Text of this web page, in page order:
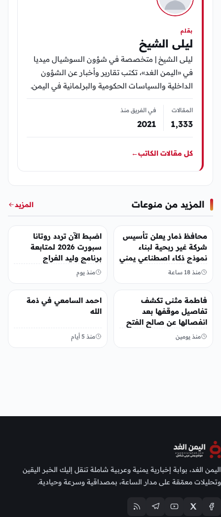
بقلم
ليلى الشيخ
ليلى الشيخ | متخصصة في شؤون السوشيال ميديا
في «اليمن الغد»، تكتب تقارير وأخبار عن الشؤون
الداخلية والسياسات الحكومية والبرلمانية في اليمن.
المقالات
1٬333
في الفريق منذ
2021
كل مقالات الكاتب←
المزيد من منوعات المزيد
منوعات
محافظ ذمار يعلن تأسيس
شركة غير ربحية لبناء
نموذج ذكاء اصطناعي يمني
منذ 18 ساعة
اضبط الآن تردد روتانا
سبورت 2026 لمتابعة
برنامج وليد الفراج
منذ يوم
منوعات
فاطمة مثنى تكشف
تفاصيل موقفها بعد
انفصالها عن صالح الفتح
منذ يومين
احمد السامعي في ذمة
الله
منذ 5 أيام
اليمن الغد، بوابة إخبارية يمنية وعربية شاملة تنقل إليك الخبر اليقين
وتحليلات معمّقة على مدار الساعة، بمصداقية وسرعة وحيادية.